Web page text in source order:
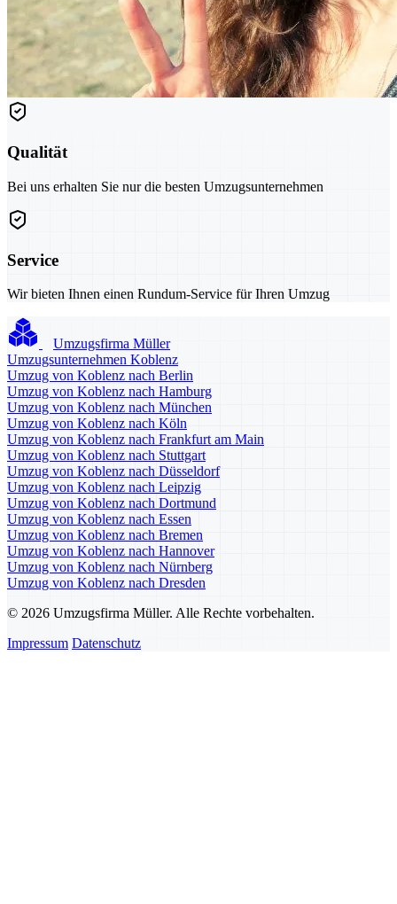
Qualität
Bei uns erhalten Sie nur die besten Umzugsunternehmen
Service
Wir bieten Ihnen einen Rundum-Service für Ihren Umzug
Umzugsfirma Müller
Umzugsunternehmen Koblenz
Umzug von Koblenz nach Berlin
Umzug von Koblenz nach Hamburg
Umzug von Koblenz nach München
Umzug von Koblenz nach Köln
Umzug von Koblenz nach Frankfurt am Main
Umzug von Koblenz nach Stuttgart
Umzug von Koblenz nach Düsseldorf
Umzug von Koblenz nach Leipzig
Umzug von Koblenz nach Dortmund
Umzug von Koblenz nach Essen
Umzug von Koblenz nach Bremen
Umzug von Koblenz nach Hannover
Umzug von Koblenz nach Nürnberg
Umzug von Koblenz nach Dresden
© 2026 Umzugsfirma Müller. Alle Rechte vorbehalten.
Impressum Datenschutz